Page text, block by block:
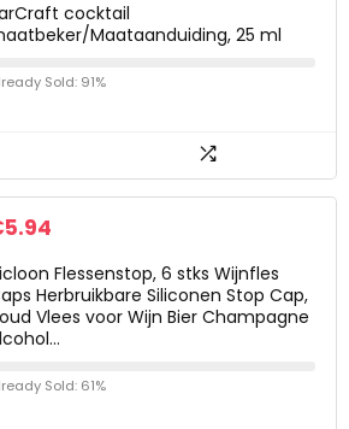
cocktail
Maataanduiding, 25 ml
Sold: 91%
5.94
Flessenstop, 6 stks Wijnfles
Herbruikbare Siliconen Stop Cap,
Vlees voor Wijn Bier Champagne
Sold: 61%